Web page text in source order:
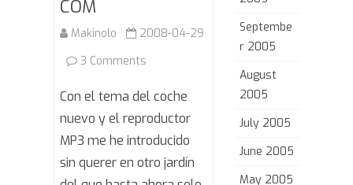
COM
Makinolo
2008-04-29
3 Comments
CAN-
BUS
y
VAG-
Con el tema del coche
nuevo y el reproductor
MP3 me he introducido
sin querer en otro jardín
Septembe
r 2005
August
2005
July 2005
June 2005
May 2005